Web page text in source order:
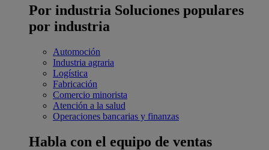
Por industria Soluciones populares
por industria
Automoción
Industria agraria
Logística
Fabricación
Comercio minorista
Atención a la salud
Operaciones bancarias y finanzas
Habla con el equipo de ventas